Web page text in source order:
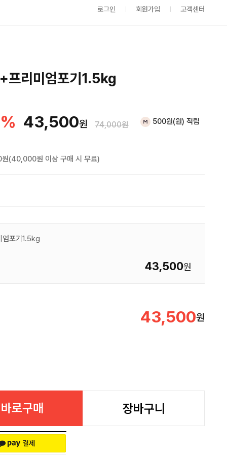
로그인 회원가입 고객센터
프리미엄포기1.5kg
% 43,500원 74,000원 500원(원) 적립
(40,000원 이상 구매 시 무료)
포기1.5kg
43,500원
43,500원
바로구매 장바구니